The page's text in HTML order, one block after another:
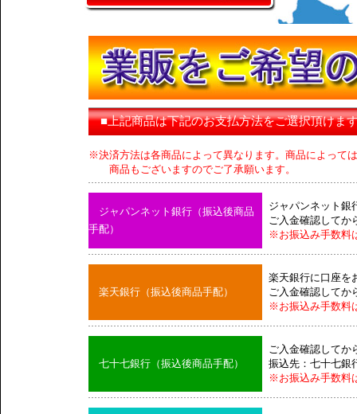
■上記商品は下記のお支払方法をご選択頂けま
※決済方法は各商品によって異なります。商品によって
商品もございますのでご了承願います。
ジャパンネット銀行（振込後商品
手配）
ジャパンネット銀
ご入金確認してか
※お振込み手数料
楽天銀行（振込後商品手配）
楽天銀行に口座を
ご入金確認してか
※お振込み手数料
七十七銀行（振込後商品手配）
ご入金確認してか
振込先：七十七銀
※お振込み手数料